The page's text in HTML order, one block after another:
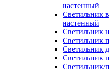
настенный
Светильник
настенный
Светильник
Светильник
Светильник
Светильник
Светильник/